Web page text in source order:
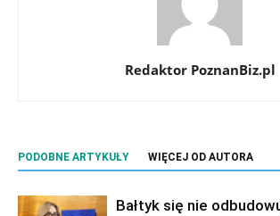
Redaktor PoznanBiz.pl
PODOBNE ARTYKUŁY WIĘCEJ OD AUTORA
Bałtyk się nie